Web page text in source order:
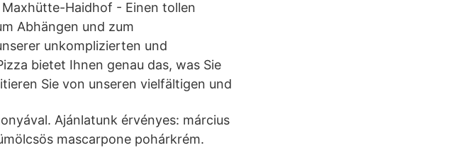
Haidhof - Einen tollen
Abhängen und zum
unkomplizierten und
bietet Ihnen genau das, was Sie
Sie von unseren vielfältigen und
Ajánlatunk érvényes: március
mascarpone pohárkrém.